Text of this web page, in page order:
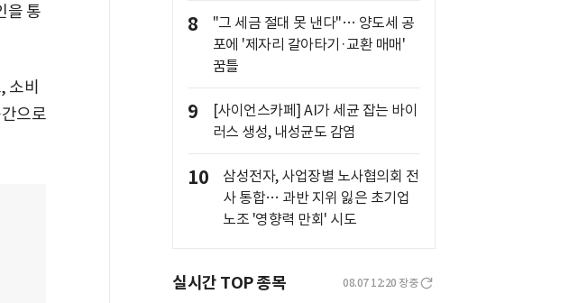
을 통
비
으로
8
"그 세금 절대 못 낸다"… 양도세 공
포에 '제자리 갈아타기·교환 매매'
꿈틀
9
[사이언스카페] AI가 세균 잡는 바이
러스 생성, 내성균도 감염
10
삼성전자, 사업장별 노사협의회 전
사 통합… 과반 지위 잃은 초기업
노조 '영향력 만회' 시도
실시간 TOP 종목 08.07 12:20 장중